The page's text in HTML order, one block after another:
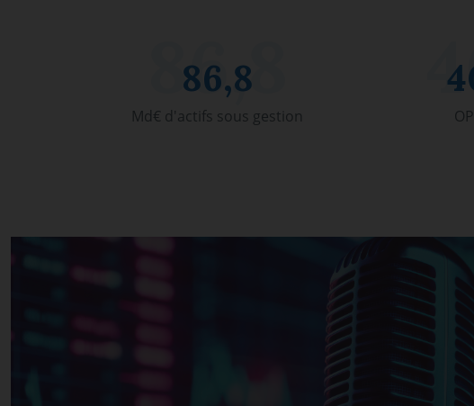
86,8
Md€ d'actifs sous gestion